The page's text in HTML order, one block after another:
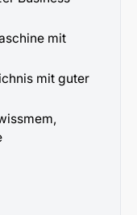
mit
mit guter